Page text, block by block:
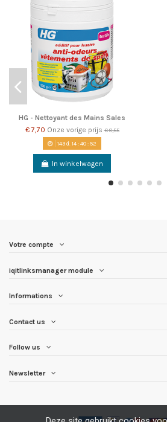
HG - Nettoyant des Mains Sales
€ 7,70 Onze vorige prijs€ 8,55
143d. 14:40:51
In winkelwagen
Votre compte
iqitlinksmanager module
Informations
Contact us
Follow us
Newsletter